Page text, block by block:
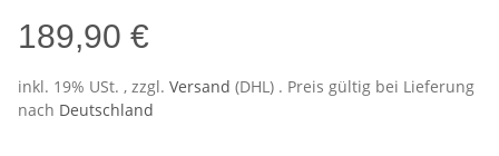
189,90 €
inkl. 19% USt. , zzgl. Versand (DHL) . Preis gültig bei Lieferung
nach Deutschland